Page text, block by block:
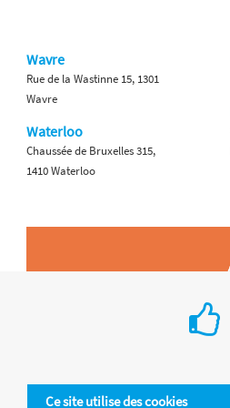
Ce site utilise des cookies
Wavre
Rue de la Wastinne 15, 1301
Wavre
Waterloo
Chaussée de Bruxelles 315,
1410 Waterloo